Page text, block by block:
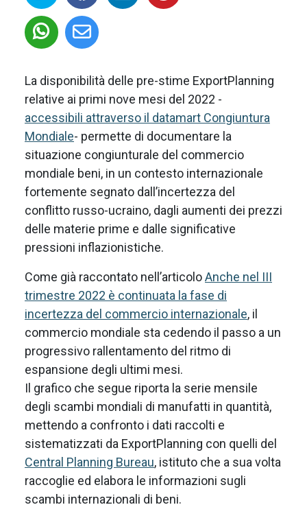
La disponibilità delle pre-stime ExportPlanning
relative ai primi nove mesi del 2022 -
accessibili attraverso il datamart Congiuntura
Mondiale- permette di documentare la
situazione congiunturale del commercio
mondiale beni, in un contesto internazionale
fortemente segnato dall’incertezza del
conflitto russo-ucraino, dagli aumenti dei prezzi
delle materie prime e dalle significative
pressioni inflazionistiche.
Come già raccontato nell’articoloAnche nel III
trimestre 2022 è continuata la fase di
incertezza del commercio internazionale, il
commercio mondiale sta cedendo il passo a un
progressivo rallentamento del ritmo di
espansione degli ultimi mesi.
Il grafico che segue riporta la serie mensile
degli scambi mondiali di manufatti in quantità,
mettendo a confronto i dati raccolti e
sistematizzati da ExportPlanning con quelli del
Central Planning Bureau, istituto che a sua volta
raccoglie ed elabora le informazioni sugli
scambi internazionali di beni.